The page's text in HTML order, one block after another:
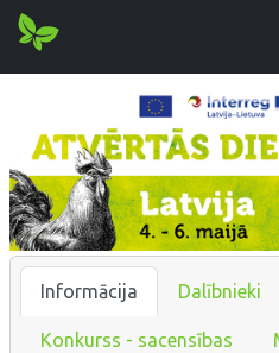
Informācija Dalībnieki
Konkurss - sacensības